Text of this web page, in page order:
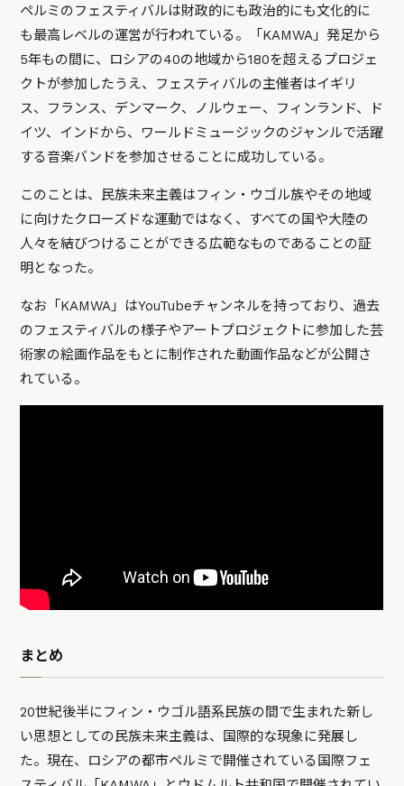
ペルミのフェスティバルは財政的にも政治的にも文化的に
も最高レベルの運営が行われている。「KAMWA」発足から
5年もの間に、ロシアの40の地域から180を超えるプロジェ
クトが参加したうえ、フェスティバルの主催者はイギリ
ス、フランス、デンマーク、ノルウェー、フィンランド、ド
イツ、インドから、ワールドミュージックのジャンルで活躍
する音楽バンドを参加させることに成功している。
このことは、民族未来主義はフィン・ウゴル族やその地域
に向けたクローズドな運動ではなく、すべての国や大陸の
人々を結びつけることができる広範なものであることの証
明となった。
なお「KAMWA」はYouTubeチャンネルを持っており、過去
のフェスティバルの様子やアートプロジェクトに参加した芸
術家の絵画作品をもとに制作された動画作品などが公開さ
れている。
まとめ
20世紀後半にフィン・ウゴル語系民族の間で生まれた新し
い思想としての民族未来主義は、国際的な現象に発展し
た。現在、ロシアの都市ペルミで開催されている国際フェ